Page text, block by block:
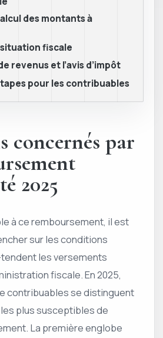
des montants à
fiscale
revenus et l’avis d’impôt
pour les contribuables
concernés par
2025
à ce remboursement, il est
sur les conditions
les versements
fiscale. En 2025,
contribuables se distinguent
plus susceptibles de
La première englobe